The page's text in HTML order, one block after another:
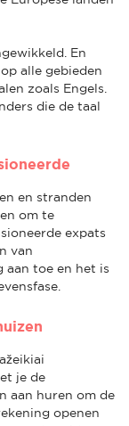
En
alle gebieden
zoals Engels.
die de taal
en stranden
om te
expats
van
aan toe en het is
je de
aan huren om de
openen